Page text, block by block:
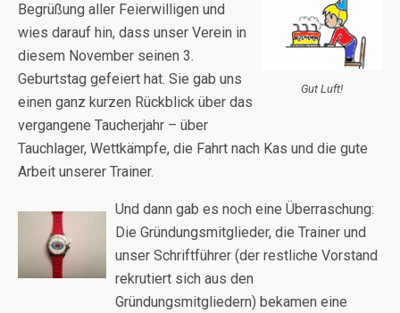
Gut Luft!
Begrüßung aller Feierwilligen und
wies darauf hin, dass unser Verein in
diesem November seinen 3.
Geburtstag gefeiert hat. Sie gab uns
einen ganz kurzen Rückblick über das
vergangene Taucherjahr – über
Tauchlager, Wettkämpfe, die Fahrt nach Kas und die gute
Arbeit unserer Trainer.
Und dann gab es noch eine Überraschung:
Die Gründungsmitglieder, die Trainer und
unser Schriftführer (der restliche Vorstand
rekrutiert sich aus den
Gründungsmitgliedern) bekamen eine